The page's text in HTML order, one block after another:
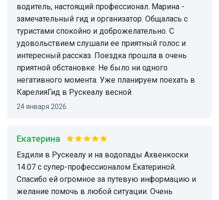
водитель, настоящий профессионал. Марина -
замечательный гид и организатор. Общалась с
туристами спокойно и доброжелательно. С
удовольствием слушали ее приятный голос и
интересный рассказ. Поездка прошла в очень
приятной обстановке. Не было ни одного
негативного момента. Уже планируем поехать в
КарелияГид в Рускеалу весной
24 января 2026
Екатерина
Ездили в Рускеалу и на водопады Ахвенкоски
14.07 с супер-профессионалом Екатериной.
Спасибо ей огромное за путевую информацию и
желание помочь в любой ситуации. Очень